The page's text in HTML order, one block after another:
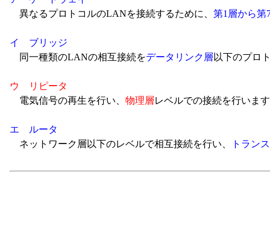
異なるプロトコルのLANを接続するために、 第1層から第
イ ブリッジ
同一種類のLANの相互接続をデータリンク層 以下のプロ
ウ リピータ
電気信号の再生を行い、 物理層レベルでの接続を行いま
エ ルータ
ネットワーク層以下のレベルで相互接続を行い、
トラン